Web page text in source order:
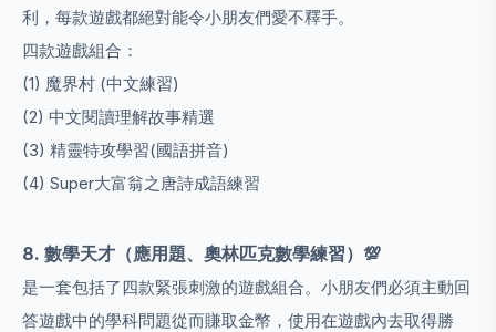
利，每款遊戲都絕對能令小朋友們愛不釋手。
四款遊戲組合：
(1) 魔界村 (中文練習)
(2) 中文閱讀理解故事精選
(3) 精靈特攻學習(國語拼音)
(4) Super大富翁之唐詩成語練習
8. 數學天才 （應用題、奧林匹克數學練習） 💯
是一套包括了四款緊張刺激的遊戲組合。小朋友們必須主動回
答遊戲中的學科問題從而賺取金幣，使用在遊戲內去取得勝